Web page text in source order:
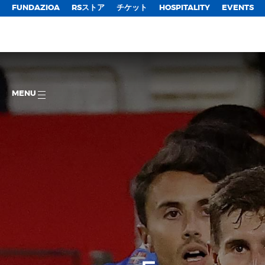
FUNDAZIOA RSストア チケット HOSPITALITY EVENTS
MENU